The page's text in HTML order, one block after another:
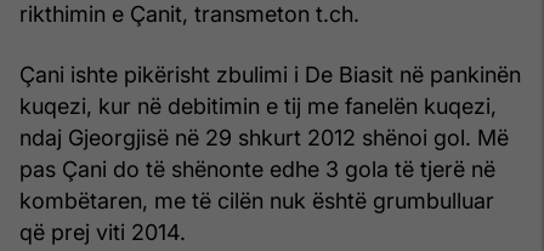
rikthimin e Çanit, transmeton t.ch.
Çani ishte pikërisht zbulimi i De Biasit në pankinën
kuqezi, kur në debitimin e tij me fanelën kuqezi,
ndaj Gjeorgjisë në 29 shkurt 2012 shënoi gol. Më
pas Çani do të shënonte edhe 3 gola të tjerë në
kombëtaren, me të cilën nuk është grumbulluar
që prej viti 2014.